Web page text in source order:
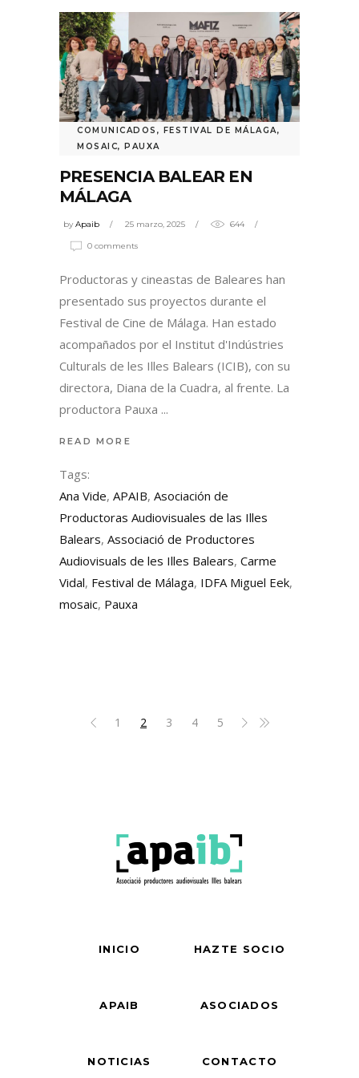
COMUNICADOS , FESTIVAL DE MÁLAGA,
MOSAIC, PAUXA
PRESENCIA BALEAR EN
MÁLAGA
byApaib 25 marzo, 2025 644
0 comments
Productoras y cineastas de Baleares han
presentado sus proyectos durante el
Festival de Cine de Málaga. Han estado
acompañados por el Institut d'Indústries
Culturals de les Illes Balears (ICIB), con su
directora, Diana de la Cuadra, al frente. La
productora Pauxa
READ MORE
Tags:
Ana Vide, APAIB, Asociación de
Productoras Audiovisuales de las Illes
Balears, Associació de Productores
Audiovisuals de les Illes Balears, Carme
Vidal, Festival de Málaga, IDFA Miguel Eek,
mosaic, Pauxa
1 2 3 4 5
INICIO HAZTE SOCIO
APAIB ASOCIADOS
NOTICIAS CONTACTO